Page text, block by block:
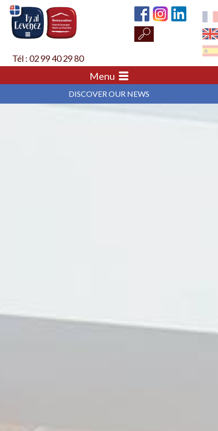
Tél : 02 99 40 29 80
Menu
DISCOVER OUR NEWS